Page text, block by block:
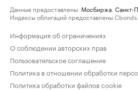
Данные предоставлены: Мосбиржа Санкт-
Индексы облигаций предоставлены Cbonds.
Информация об ограничениях
О соблюдении авторских прав
Пользовательское соглашение
Политика в отношении обработки
Политика обработки файлов cookie